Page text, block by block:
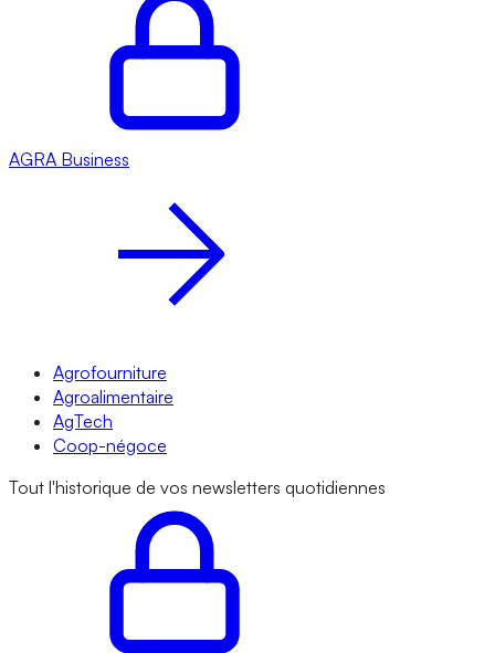
AGRA Business
Agrofourniture
Agroalimentaire
AgTech
Coop-négoce
Tout l'historique de vos newsletters quotidiennes